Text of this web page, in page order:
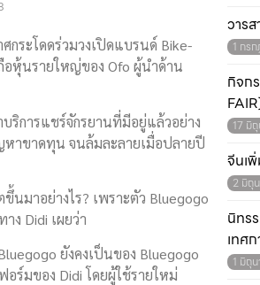
กระโดดร่วมวงเปิดแบรนด์ Bike-
หุ้นรายใหญ่ของ Ofo ผู้นำด้าน
ริการแชร์จักรยานที่มีอยู่แล้วอย่าง
าขาดทุน จนล้มละลายเมื่อปลายปี
มาอย่างไร? เพราะตัว Bluegogo
ง Didi เผยว่า
ยังคงเป็นของ Bluegogo
ร์มของ Didi โดยผู้ใช้รายใหม่
วาร
1 กร
กิจก
17 มิ
จีนเ
2 มิถุ
นิทร
เทศ
1 มิถุ